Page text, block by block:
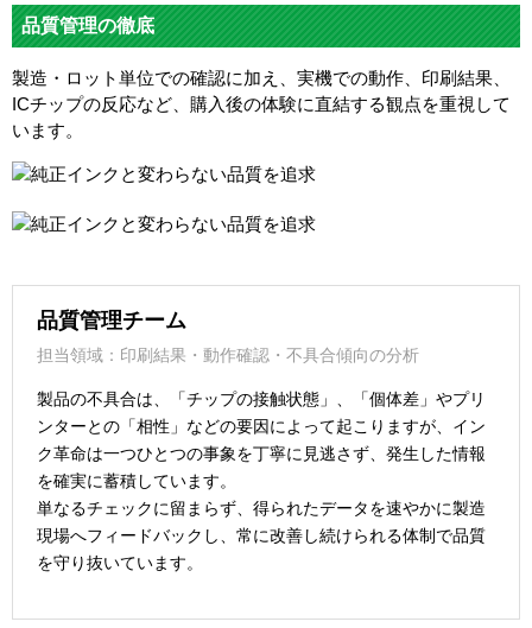
品質管理の徹底
製造・ロット単位での確認に加え、実機での動作、印刷結果、
ICチップの反応など、購入後の体験に直結する観点を重視して
います。
品質管理チーム
担当領域：印刷結果・動作確認・不具合傾向の分析
製品の不具合は、「チップの接触状態」、「個体差」やプリ
ンターとの「相性」などの要因によって起こりますが、イン
ク革命は一つひとつの事象を丁寧に見逃さず、発生した情報
を確実に蓄積しています。
単なるチェックに留まらず、得られたデータを速やかに製造
現場へフィードバックし、常に改善し続けられる体制で品質
を守り抜いています。